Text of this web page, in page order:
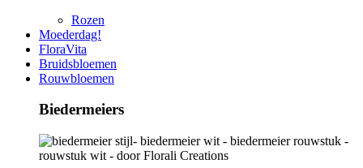
Rozen
Moederdag!
FloraVita
Bruidsbloemen
Rouwbloemen
Biedermeiers